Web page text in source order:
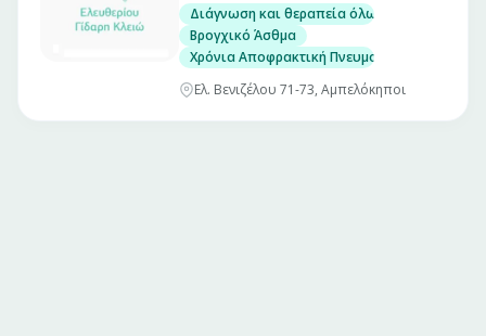
Διάγνωση και θεραπεία όλων των
Βρογχικό Άσθμα
Χρόνια Αποφρακτική Πνευμονοπάθεια
Ελ. Βενιζέλου 71-73, Αμπελόκηποι